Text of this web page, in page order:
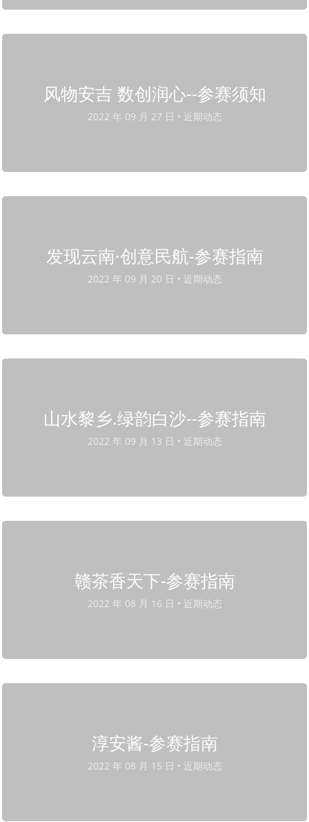
风物安吉 数创润心--参赛须知
2022 年 09 月 27 日 • 近期动态
发现云南·创意民航-参赛指南
2022 年 09 月 20 日 • 近期动态
山水黎乡.绿韵白沙--参赛指南
2022 年 09 月 13 日 • 近期动态
赣茶香天下-参赛指南
2022 年 08 月 16 日 • 近期动态
淳安酱-参赛指南
2022 年 08 月 15 日 • 近期动态